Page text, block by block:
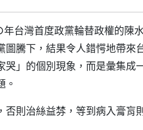
台灣首度政黨輪替政權的陳
騰下，結果令人錯愕地帶來
」的個別現象，而是彙集成
。
則治絲益棼，等到病入膏肓